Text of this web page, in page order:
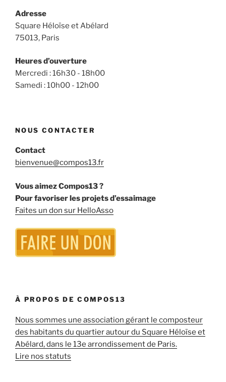
Adresse
Square Héloïse et Abélard
75013, Paris
Heures d’ouverture
Mercredi : 16h30 - 18h00
Samedi : 10h00 - 12h00
NOUS CONTACTER
Contact
bienvenue@compos13.fr
Vous aimez Compos13 ?
Pour favoriser les projets d’essaimage
Faites un don sur HelloAsso
À PROPOS DE COMPOS13
Nous sommes une association gérant le composteur
des habitants du quartier autour du Square Héloïse et
Abélard, dans le 13e arrondissement de Paris.
Lire nos statuts